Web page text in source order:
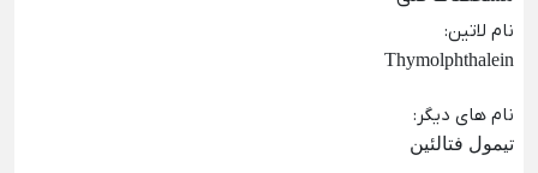
نام لاتین:
Thymolphthalein
نام های دیگر :
تیمول فتالئین